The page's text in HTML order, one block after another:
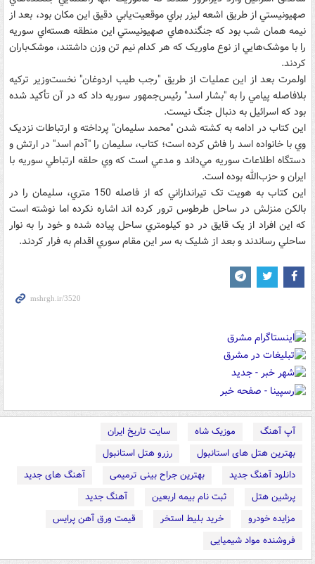
صهيونيستي از طريق اشعه ليزر براي موقعيت‌يابي دقيق اين مکان بود، بعد از
نيمه همان شب بود که جنگنده‌هاي صهيونيستي اين منطقه هسته‌اي سوريه
را با موشک‌هايي از نوع ماوريک که هر کدام نيم تن وزن داشتند، موشک‌باران
کردند.
اولمرت بعد از اين عمليات از طريق "رجب طيب اردوغان" نخست‌وزير ترکيه
بلافاصله پيامي را به "بشار اسد" رئيس‌جمهور سوريه داد که در آن تأکيد شده
بود که اسرائيل به دنبال جنگ نيست.
اين کتاب در ادامه به کشته شدن "محمد سليمان" پرداخته و ارتباطات نزديک
وي با خانواده اسد را فاش کرده است؛ کتاب، سليمان را "آدم اسد" در ارتش و
دستگاه اطلاعات سوريه مي‌داند و مدعي است که وي حلقه ارتباطي سوريه با
ايران و حزب‌الله بوده است.
اين کتاب به هويت تک تيراندازاني که از فاصله 150 متري، سليمان را در
بالکن منزلش در ساحل طرطوس ترور کرده اند اشاره نکرده اما نوشته است
که اين افراد از يک قايق در دو کيلومتري ساحل پياده شده و خود را به نوار
ساحلي رساندند و بعد از شليک به سر اين مقام سوري اقدام به فرار کردند.
آپ آهنگ موزیک شاه
سایت تاریخ ایران
بهترین هتل های استانبول
رزرو هتل استانبول
دانلود آهنگ جدید
بهترین جراح بینی ترمیمی
آهنگ های جدید
پرشین هتل
ثبت نام بیمه اربعین
آهنگ جدید
مزایده خودرو
خرید بلیط استخر
قیمت ورق آهن پرایس
فروشنده مواد شیمیایی